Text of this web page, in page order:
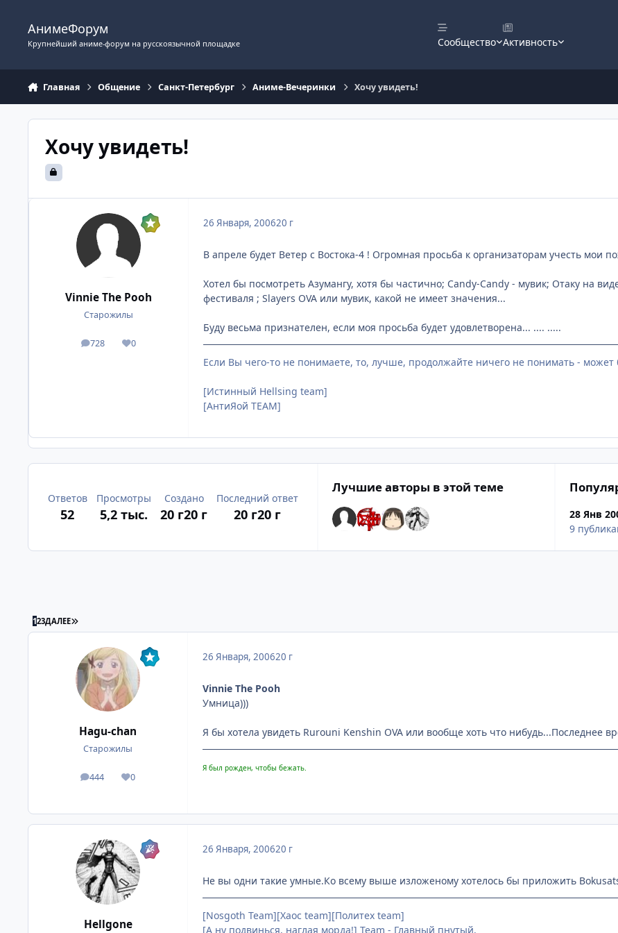
АнимеФорум
Крупнейший аниме-форум на русскоязычной площадке Сообщество Активность
Главная Общение Санкт-Петербург Аниме-Вечеринки Хочу увидеть!
Хочу увидеть!
Vinnie The Pooh
Старожилы
728
посты 0
Репутация
26 Января, 200620 г
В апреле будет Ветер с Востока-4 ! Огромная просьба к организаторам учесть мои
Хотел бы посмотреть Азумангу, хотя бы частично; Candy-Candy - мувик; Отаку на
фестиваля ; Slayers OVA или мувик, какой не имеет значения...
Буду весьма признателен, если моя просьба будет удовлетворена... .... .....
Если Вы чего-то не понимаете, то, лучше, продолжайте ничего не понимать - может
[Истинный Hellsing team]
[АнтиЯой TEAM]
Ответов
52
Просмотры
5,2 тыс.
Создано
20 г20 г
Последний ответ
20 г20 г
Лучшие авторы в этой теме
28 Янв
9
123ДАЛЕЕ ПОСЛЕДНЯЯ СТРАНИЦА
Hagu-chan
Старожилы
444
посты 0
Репутация
26 Января, 200620 г
Vinnie The Pooh
Умница)))
Я бы хотела увидеть Rurouni Kenshin OVA или вообще хоть что нибудь...Последнее
Я был рожден, чтобы бежать.
Hellgone
26 Января, 200620 г
Не вы одни такие умные.Ко всему выше изложеному хотелось бы приложить
[Nosgoth Team][Хаос team][Политех team]
[А ну подвинься, наглая морда!] Team - Главный пнутый.